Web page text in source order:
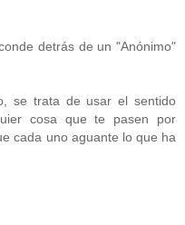
detrás de un "Anónimo"
se trata de usar el sentido
cosa que te pasen por
cada uno aguante lo que ha